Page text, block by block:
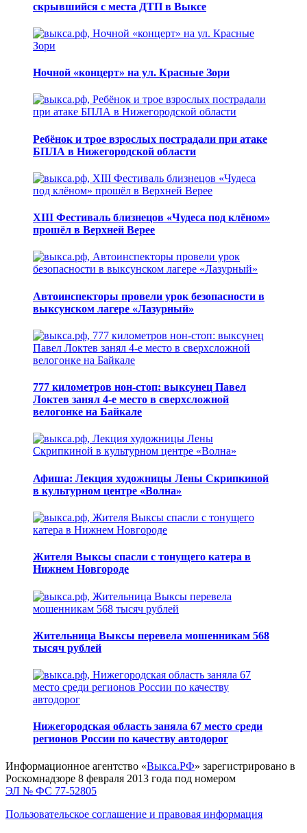
скрывшийся с места ДТП в Выксе
Ночной «концерт» на ул. Красные Зори
Ребёнок и трое взрослых пострадали при атаке
БПЛА в Нижегородской области
XIII Фестиваль близнецов «Чудеса под клёном»
прошёл в Верхней Верее
Автоинспекторы провели урок безопасности в
выксунском лагере «Лазурный»
777 километров нон-стоп: выксунец Павел
Локтев занял 4-е место в сверхсложной
велогонке на Байкале
Афиша: Лекция художницы Лены Скрипкиной
в культурном центре «Волна»
Жителя Выксы спасли с тонущего катера в
Нижнем Новгороде
Жительница Выксы перевела мошенникам 568
тысяч рублей
Нижегородская область заняла 67 место среди
регионов России по качеству автодорог
Информационное агентство «Выкса.РФ» зарегистрировано в
Роскомнадзоре 8 февраля 2013 года под номером
ЭЛ № ФС 77-52805
Пользовательское соглашение и правовая информация